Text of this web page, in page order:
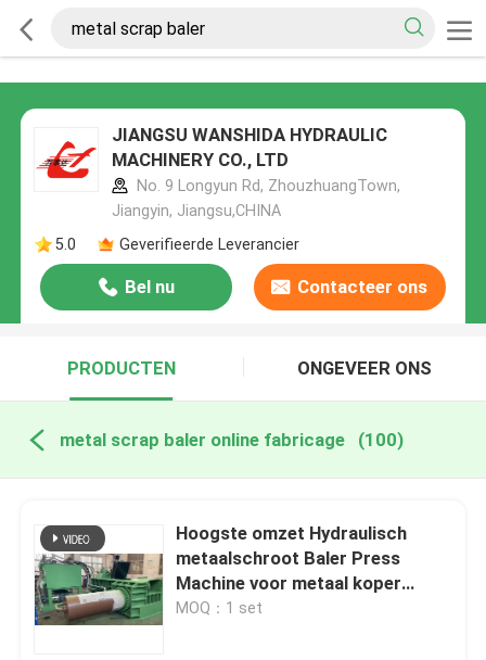
JIANGSU WANSHIDA HYDRAULIC
MACHINERY CO., LTD
No. 9 Longyun Rd, ZhouzhuangTown,
Jiangyin, Jiangsu,CHINA
5.0
Geverifieerde Leverancier
Bel nu Contacteer ons
PRODUCTEN ONGEVEER ONS
metal scrap baler online fabricage (100)
Hoogste omzet Hydraulisch
metaalschroot Baler Press
Machine voor metaal koper
Aluminium staalschroot
MOQ：1 set